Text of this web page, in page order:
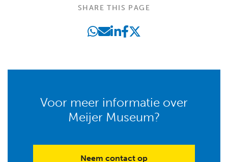
SHARE THIS PAGE
Voor meer informatie over
Meijer Museum?
Neem contact op